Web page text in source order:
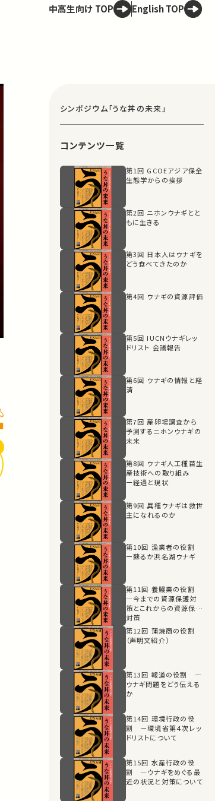
中高生向け TOP English TOP
シンポジウム「うな丼の未来」
コンテンツ一覧
第1回 GCOEアジア保全
生態学からの挨拶
第2回 ニホンウナギとと
もに生きる
第3回 日本人はウナギを
どう食べてきたのか
第4回 ウナギの資源評価
第5回 IUCNウナギレッ
ドリスト 会議報告
第6回 ウナギの情報と経
済
第7回 産卵場調査から
予測するニホンウナギの
未来
第8回 ウナギ人工種苗生
産技術への取り組み
ー経過と現状
第9回 異種ウナギは救世
主になれるのか
第10回 漁業者の役割
ー蘇るか浜名湖ウナギ
第11回 養鰻業の役割
―今までの資源保護対
策とこれからの資源保護
対策
第12回 蒲焼商の役割
（声明文紹介）
第13回 報道の役割 ―
ウナギ問題をどう伝える
か
第14回 環境行政の役
割 －環境省第４次レッ
ドリストについて
第15回 水産行政の役
割 ―ウナギをめぐる最
近の状況と対策について